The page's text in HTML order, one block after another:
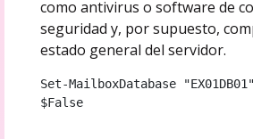
como antivirus o software de
seguridad y, por supuesto,
estado general del servidor.
Set-MailboxDatabase
$False